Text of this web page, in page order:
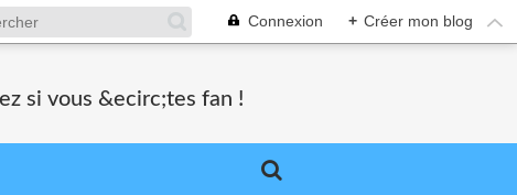
Connexion + Créer mon blog
si vous &ecirc;tes fan !